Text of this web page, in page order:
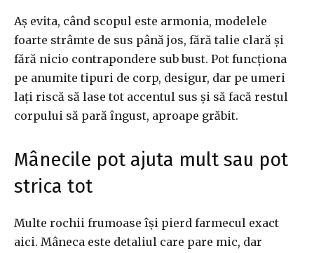
Aș evita, când scopul este armonia, modelele
foarte strâmte de sus până jos, fără talie clară și
fără nicio contrapondere sub bust. Pot funcționa
pe anumite tipuri de corp, desigur, dar pe umeri
lați riscă să lase tot accentul sus și să facă restul
corpului să pară îngust, aproape grăbit.
Mânecile pot ajuta mult sau pot
strica tot
Multe rochii frumoase își pierd farmecul exact
aici. Mâneca este detaliul care pare mic, dar